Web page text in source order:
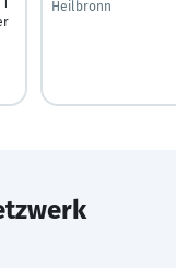
Heilbronn